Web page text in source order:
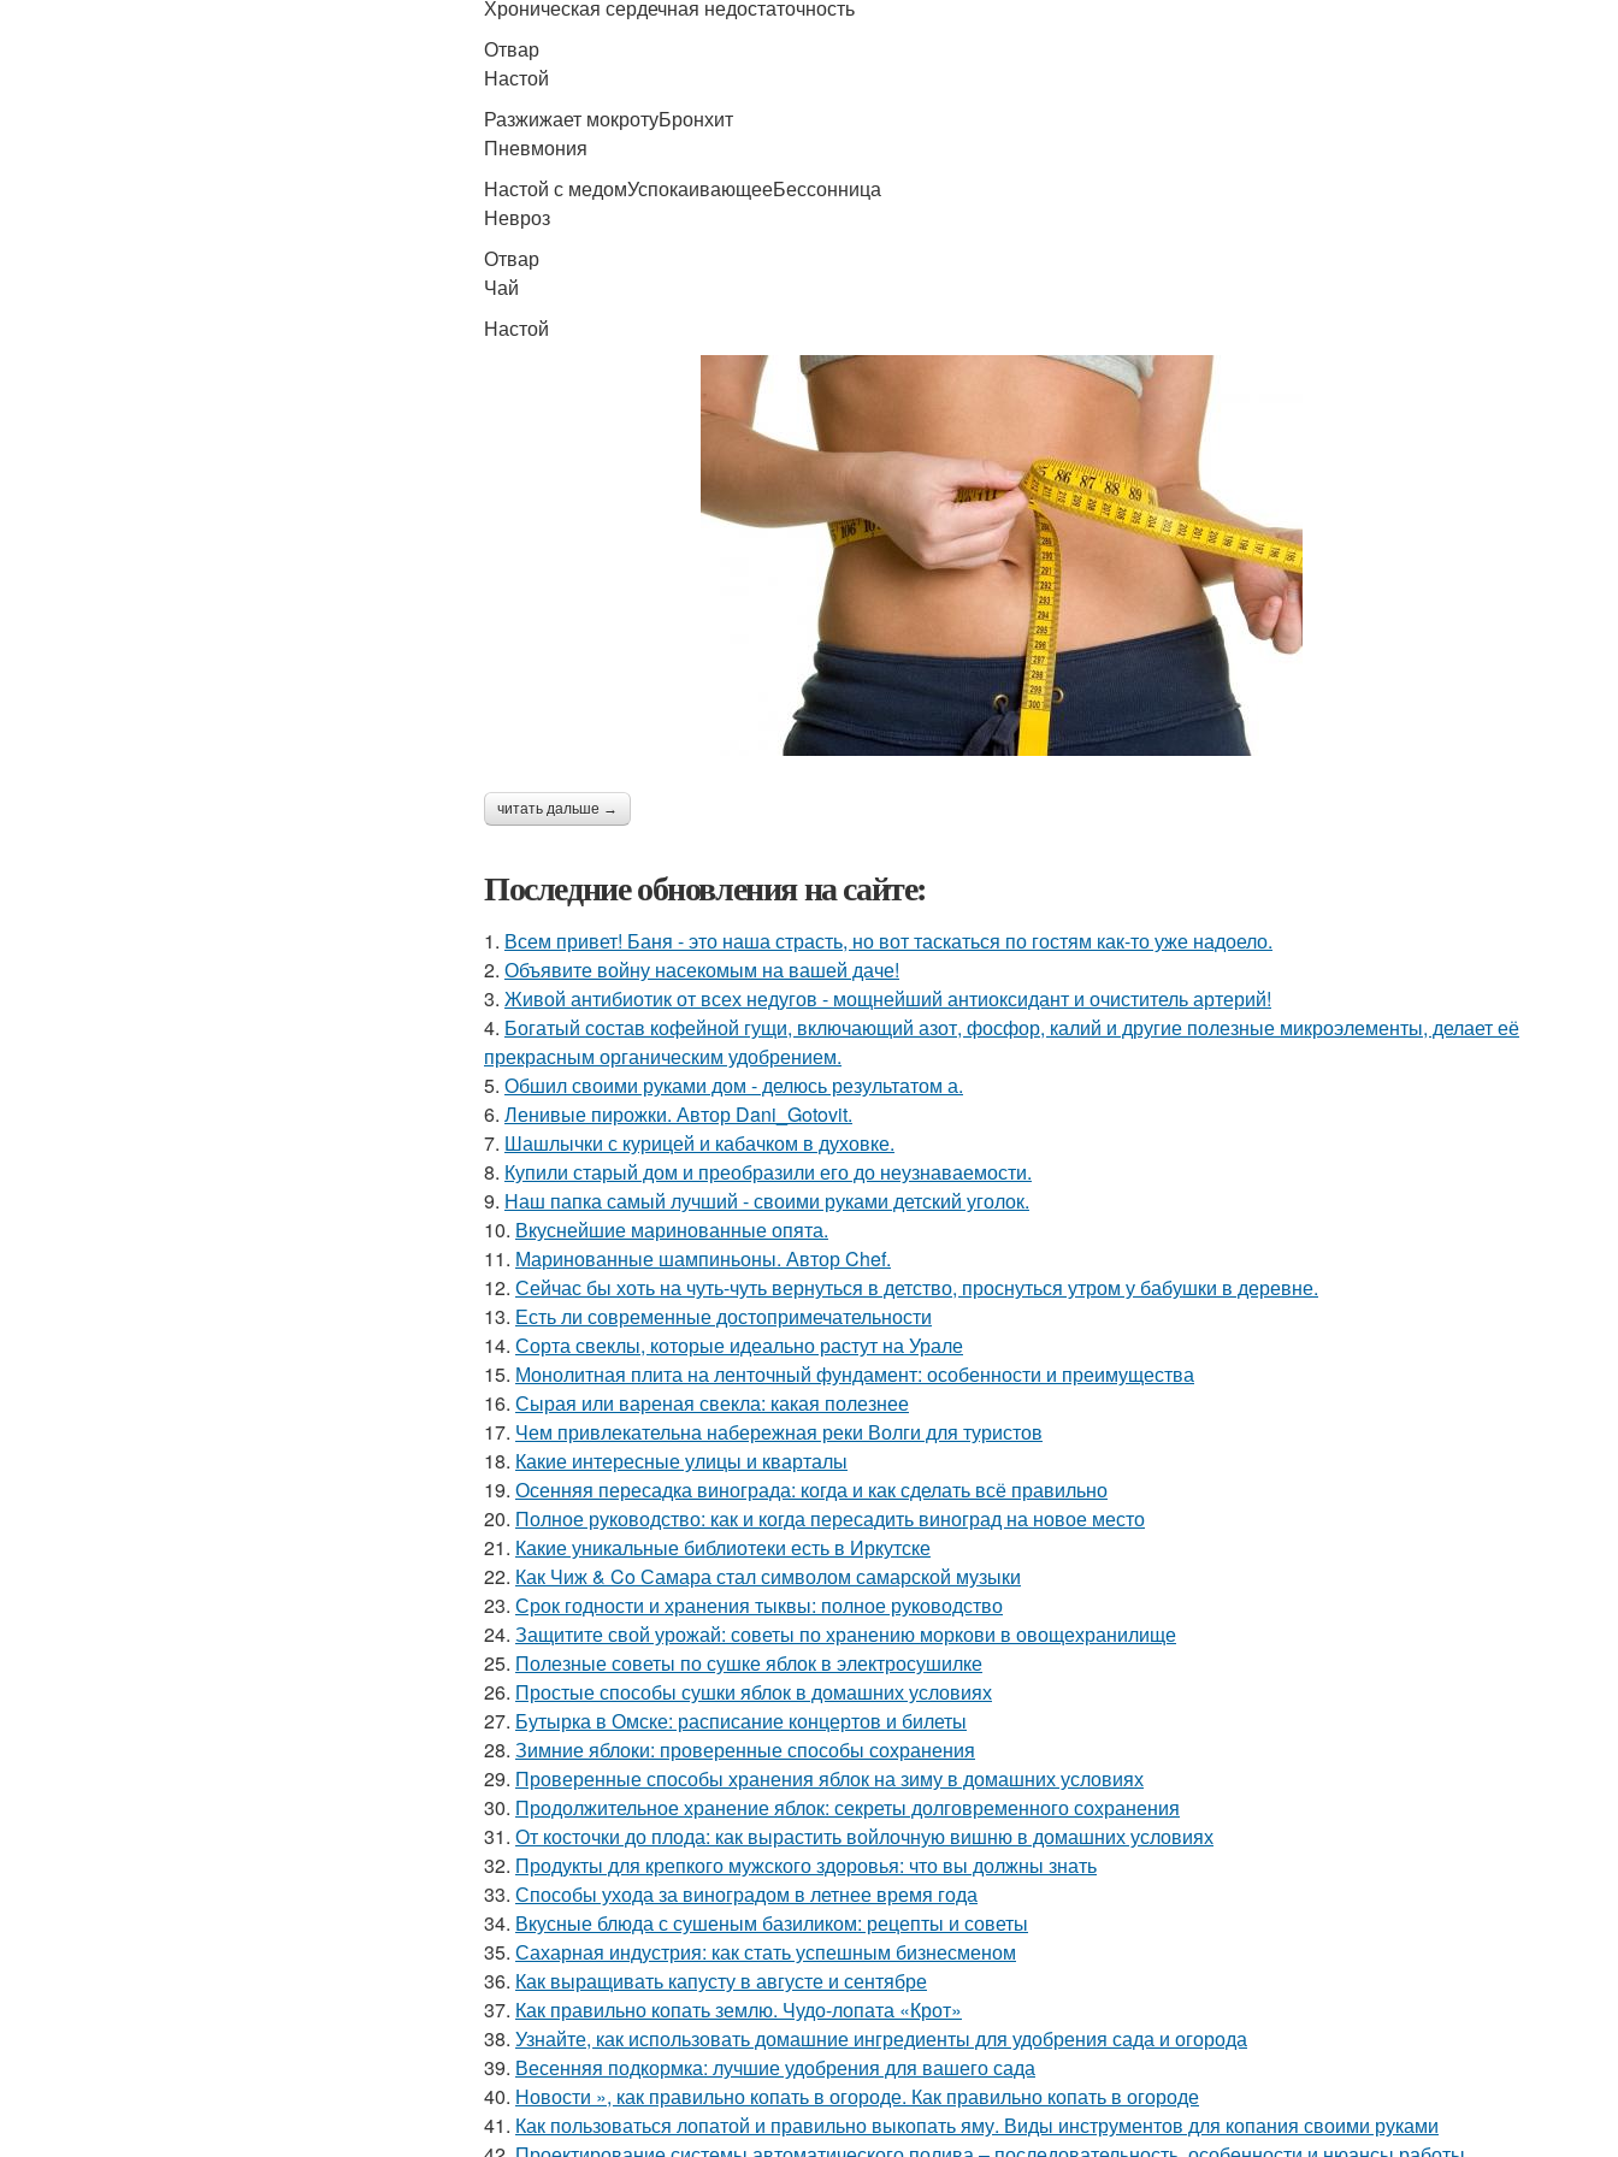
Хроническая сердечная недостаточность
Отвар
Настой
Разжижает мокротуБронхит
Пневмония
Настой с медомУспокаивающееБессонница
Невроз
Отвар
Чай
Настой
читать дальше →
Последние обновления на сайте:
1. Всем привет! Баня - это наша страсть, но вот таскаться по гостям как-то уже надоело.
2. Объявите войну насекомым на вашей даче!
3. Живой антибиотик от всех недугов - мощнейший антиоксидант и очиститель артерий!
4. Богатый состав кофейной гущи, включающий азот, фосфор, калий и другие полезные микроэлементы, делает её
прекрасным органическим удобрением.
5. Обшил своими руками дом - делюсь результатом а.
6. Ленивые пирожки. Автор Dani_Gotovit.
7. Шашлычки с курицей и кабачком в духовке.
8. Купили старый дом и преобразили его до неузнаваемости.
9. Наш папка самый лучший - своими руками детский уголок.
10. Вкуснейшие маринованные опята.
11. Маринованные шампиньоны. Автор Chef.
12. Сейчас бы хоть на чуть-чуть вернуться в детство, проснуться утром у бабушки в деревне.
13. Есть ли современные достопримечательности
14. Сорта свеклы, которые идеально растут на Урале
15. Монолитная плита на ленточный фундамент: особенности и преимущества
16. Сырая или вареная свекла: какая полезнее
17. Чем привлекательна набережная реки Волги для туристов
18. Какие интересные улицы и кварталы
19. Осенняя пересадка винограда: когда и как сделать всё правильно
20. Полное руководство: как и когда пересадить виноград на новое место
21. Какие уникальные библиотеки есть в Иркутске
22. Как Чиж & Co Самара стал символом самарской музыки
23. Срок годности и хранения тыквы: полное руководство
24. Защитите свой урожай: советы по хранению моркови в овощехранилище
25. Полезные советы по сушке яблок в электросушилке
26. Простые способы сушки яблок в домашних условиях
27. Бутырка в Омске: расписание концертов и билеты
28. Зимние яблоки: проверенные способы сохранения
29. Проверенные способы хранения яблок на зиму в домашних условиях
30. Продолжительное хранение яблок: секреты долговременного сохранения
31. От косточки до плода: как вырастить войлочную вишню в домашних условиях
32. Продукты для крепкого мужского здоровья: что вы должны знать
33. Способы ухода за виноградом в летнее время года
34. Вкусные блюда с сушеным базиликом: рецепты и советы
35. Сахарная индустрия: как стать успешным бизнесменом
36. Как выращивать капусту в августе и сентябре
37. Как правильно копать землю. Чудо-лопата «Крот»
38. Узнайте, как использовать домашние ингредиенты для удобрения сада и огорода
39. Весенняя подкормка: лучшие удобрения для вашего сада
40. Новости », как правильно копать в огороде. Как правильно копать в огороде
41. Как пользоваться лопатой и правильно выкопать яму. Виды инструментов для копания своими руками